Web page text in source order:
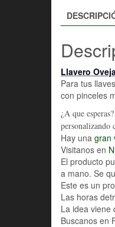
Llavero
Para tus
con pinceles
¿A que
personalizando
Hay una gran
Visitanos en
El producto
a mano. Se
Este es un
Las horas
La idea viene
Buscanos en